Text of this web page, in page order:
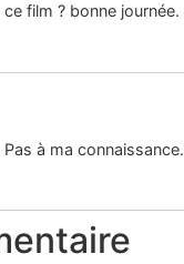
film ? bonne journée.
à ma connaissance.